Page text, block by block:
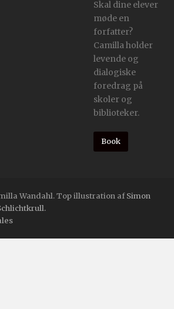
Skal dine elever
møde en
forfatter?
Camilla holder
levende og
dialogiske
foredrag på
skoler og
biblioteker.
Book
Wandahl. Top illustration afSimon